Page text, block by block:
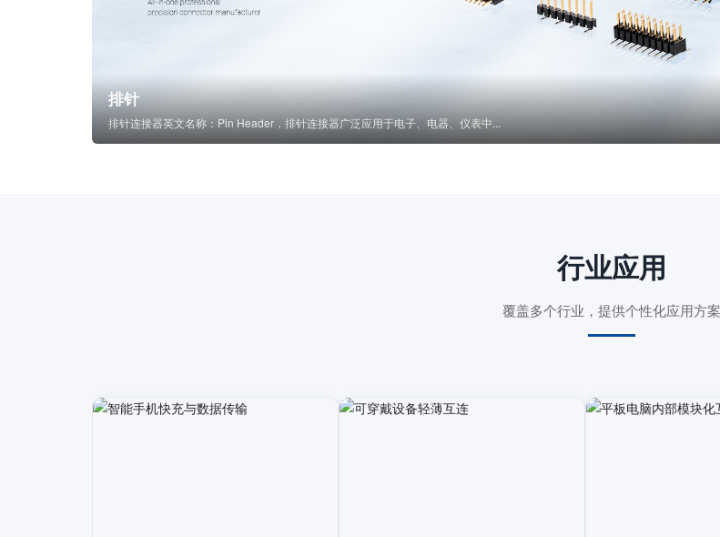
排针
排针连接器英文名称：Pin Header，排针连接器广泛应用于电子、电器、仪表中...
行业应用
覆盖多个行业，提供个性化应用方案